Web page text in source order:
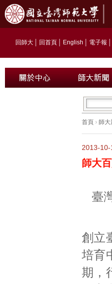
回師大 回首頁 English 電子報
首頁 › 師大
2013-10-
師大
臺
創立
培育
期，